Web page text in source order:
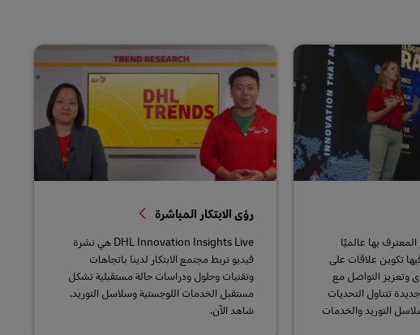
بها عالميًا
تكوين علاقات على
وتعزيز التواصل مع
تتناول التحديات
التوريد والخدمات
رؤى الابتكار المباشرة
DHL Innovation Insights Live هي نشرة
فيديو تربط مجتمع الابتكار لدينا باتجاهات
وتقنيات وحلول ودراسات حالة مستقبلية تشكل
مستقبل الخدمات اللوجستية وسلاسل التوريد.
شاهد الآن.